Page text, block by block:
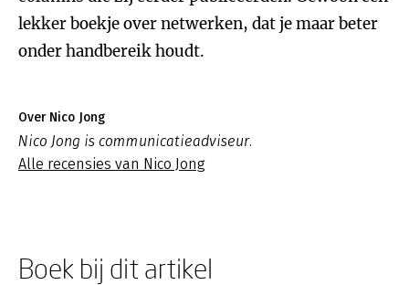
lekker boekje over netwerken, dat je maar beter
onder handbereik houdt.
Over Nico Jong
Nico Jong is communicatieadviseur.
Alle recensies van Nico Jong
Boek bij dit artikel